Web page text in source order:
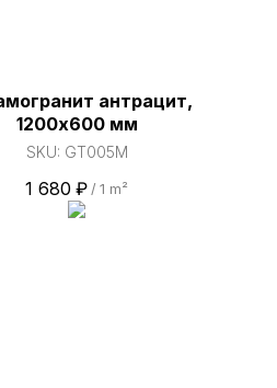
антрацит,
1200х600 мм
SKU: GT005M
1 680 ₽ / 1 m²